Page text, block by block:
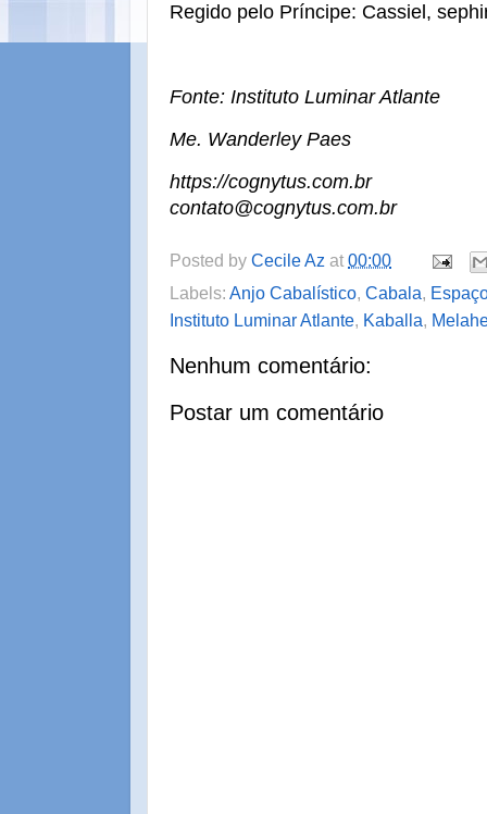
Regido pelo Príncipe: Cassiel,
Fonte: Instituto Luminar Atlante
Me. Wanderley Paes
https://cognytus.com.br
contato@cognytus.com.br
Posted by Cecile Az at 00:00
Labels: Anjo Cabalístico, Cabala,
Instituto Luminar Atlante, Kaballa,
Nenhum comentário:
Postar um comentário